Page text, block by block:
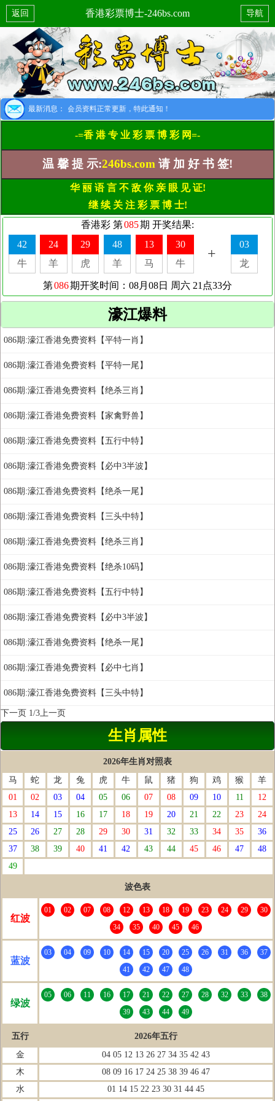
返回 香港彩票博士-246bs.com 导航
最新消息：
日开始，所以会员资料正常更新，特此通知！
-=香 港 专 业 彩 票 博 彩 网=-
温 馨 提 示:246bs.com 请 加 好 书 签!
华 丽 语 言 不 敌 你 亲 眼 见 证!
继 续 关 注 彩 票 博 士!
濠江爆料
086期:濠江香港免费资料【平特一肖】
086期:濠江香港免费资料【平特一尾】
086期:濠江香港免费资料【绝杀三肖】
086期:濠江香港免费资料【家禽野兽】
086期:濠江香港免费资料【五行中特】
086期:濠江香港免费资料【必中3半波】
086期:濠江香港免费资料【绝杀一尾】
086期:濠江香港免费资料【三头中特】
086期:濠江香港免费资料【绝杀三肖】
086期:濠江香港免费资料【绝杀10码】
086期:濠江香港免费资料【五行中特】
086期:濠江香港免费资料【必中3半波】
086期:濠江香港免费资料【绝杀一尾】
086期:濠江香港免费资料【必中七肖】
086期:濠江香港免费资料【三头中特】
下一页 1/3 上一页
生肖属性
2026年生肖对照表
马
蛇 龙 兔 虎 牛 鼠 猪 狗 鸡 猴
羊
01
02 03 04 05 06 07 08 09 10 11
12
13
14 15 16 17 18 19 20 21 22 23
24
25
26 27 28 29 30 31 32 33 34 35
36
37
38 39 40 41 42 43 44 45 46 47
48
49
波色表
红波
01 02 07 08 12 13 18 19 23 24 29
30
34
35 40 45 46
蓝波
03 04 09 10 14 15 20 25 26 31 36
37
41
42 47 48
绿波
05 06 11 16 17 21 22 27 28 32 33
38
39
43 44 49
五行
2026年五行
金
04 05 12 13 26 27 34 35 42 43
木
08 09 16 17 24 25 38 39 46 47
水
01 14 15 22 23 30 31 44 45